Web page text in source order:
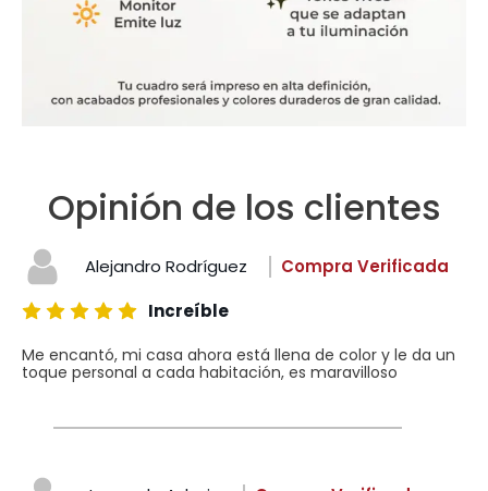
Opinión de los clientes
Alejandro Rodríguez
Compra Verificada
Increíble
Me encantó, mi casa ahora está llena de color y le da un
toque personal a cada habitación, es maravilloso